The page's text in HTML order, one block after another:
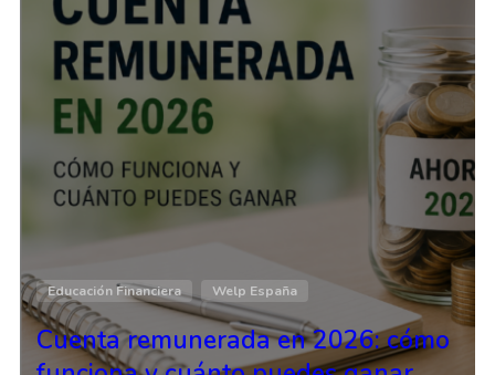
Educación Financiera Welp España
Cuenta remunerada en 2026: cómo